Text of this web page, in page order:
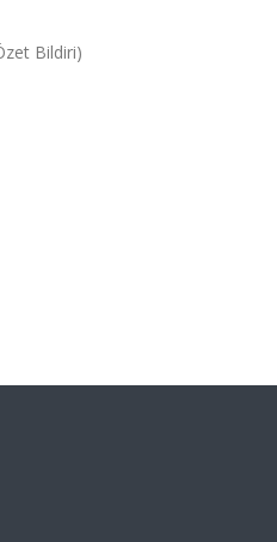
Bildiri)